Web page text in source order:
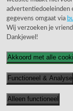
30877 · Fase
voorradig
advertentiedoeleinden
gegevens omgaat via
Wij verzoeken je
Dankjewel!
Akkoord met alle
Functioneel & Analyse
Alleen functioneel